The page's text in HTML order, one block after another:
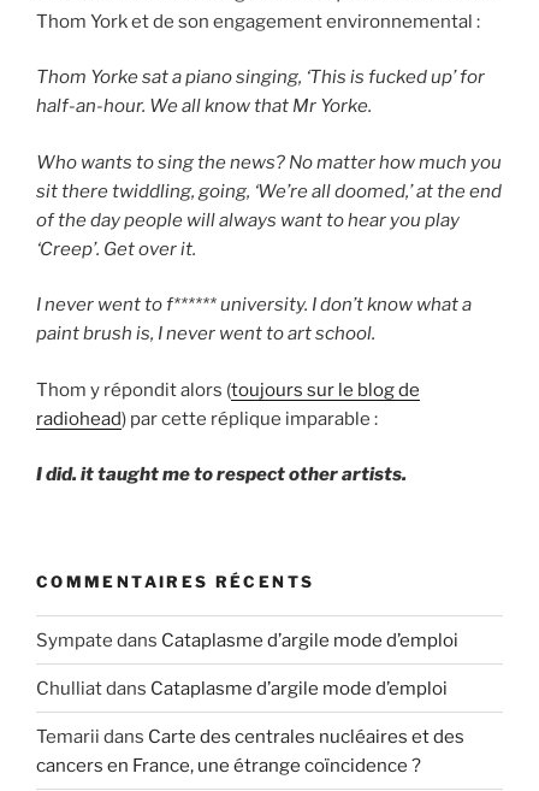
Thom York et de son engagement environnemental :
Thom Yorke sat a piano singing, ‘This is fucked up’ for
half-an-hour. We all know that Mr Yorke.
Who wants to sing the news? No matter how much you
sit there twiddling, going, ‘We’re all doomed,’ at the end
of the day people will always want to hear you play
‘Creep’. Get over it.
I never went to f****** university. I don’t know what a
paint brush is, I never went to art school.
Thom y répondit alors (toujours sur le blog de
radiohead) par cette réplique imparable :
I did. it taught me to respect other artists.
COMMENTAIRES RÉCENTS
Sympate dans Cataplasme d’argile mode d’emploi
Chulliatdans Cataplasme d’argile mode d’emploi
Temarii dans Carte des centrales nucléaires et des
cancers en France, une étrange coïncidence ?